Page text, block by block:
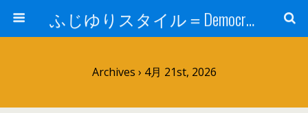
ふじゆりスタイル＝Democratic Luxury ＠花祭窯＝＝
Archives › 4月 21st, 2026